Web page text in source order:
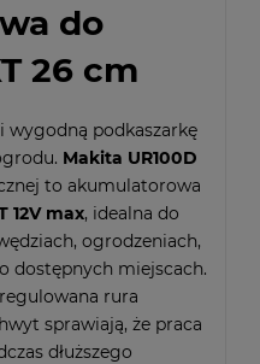
do
26 cm
wygodną podkaszarkę
Makita UR100D
to akumulatorowa
12V max, idealna do
ogrodzeniach,
dostępnych miejscach.
rura
sprawiają, że praca
dłuższego